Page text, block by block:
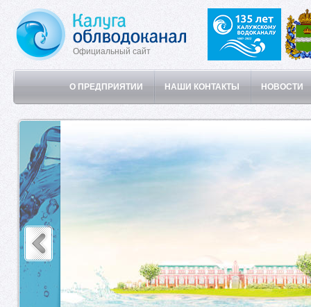
Официальный сайт
О ПРЕДПРИЯТИИ НАШИ КОНТАКТЫ НОВОСТИ